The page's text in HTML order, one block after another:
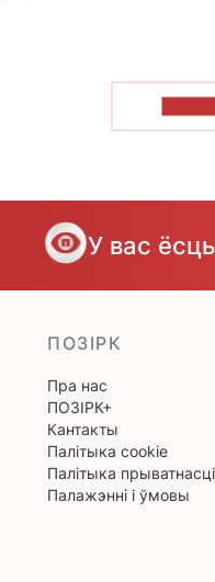
У вас
ПОЗІРК
Пра нас
ПОЗІРК+
Кантакты
Палітыка cookie
Палітыка прыватнасці
Палажэнні і ўмовы